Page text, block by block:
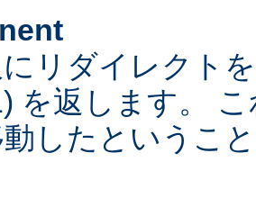
リダイレクト
を返します。
したというこ